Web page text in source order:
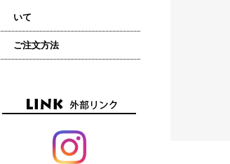
いて
ご注文方法